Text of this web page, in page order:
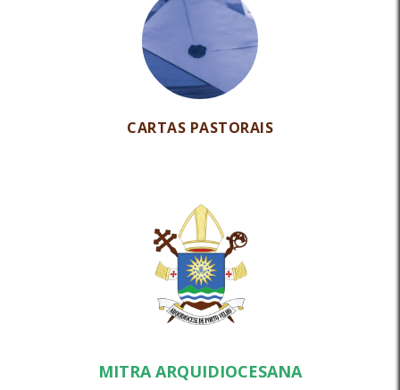
CARTAS PASTORAIS
MITRA ARQUIDIOCESANA